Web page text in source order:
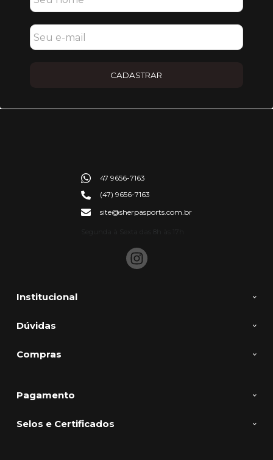
CADASTRAR
Institucional
Dúvidas
Compras
47 9656-7163
(47) 9656-7163
site@sherpasports.com.br
Pagamento
Selos e Certificados